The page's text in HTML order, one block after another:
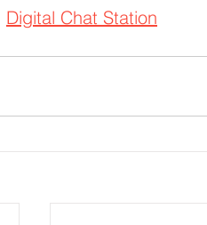
Digital Chat Station